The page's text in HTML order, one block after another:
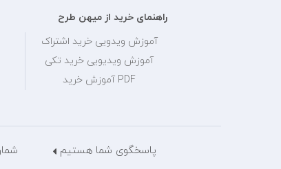
راهنمای خرید از میهن طرح
آموزش ویدویی خرید اشتراک
آموزش ویدیویی خرید تکی
PDF آموزش خرید
پاسخگوی شما هستیم شماره